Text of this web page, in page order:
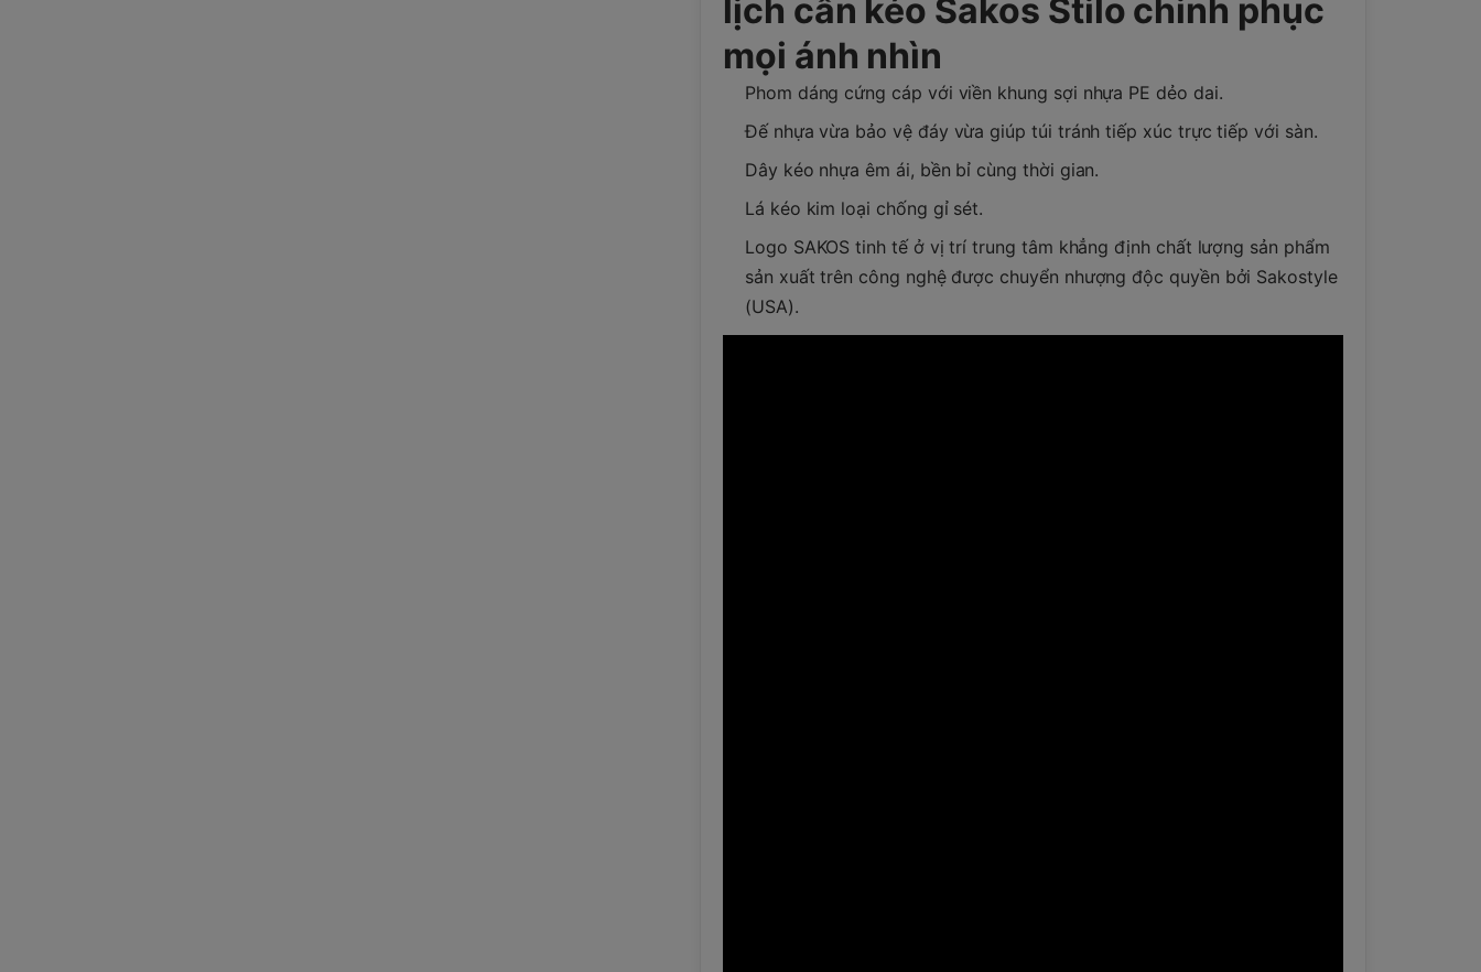
lịch cần kéo Sakos Stilo chinh phục
mọi ánh nhìn
Phom dáng cứng cáp với viền khung sợi nhựa PE dẻo dai.
Đế nhựa vừa bảo vệ đáy vừa giúp túi tránh tiếp xúc trực tiếp với sàn.
Dây kéo nhựa êm ái, bền bỉ cùng thời gian.
Lá kéo kim loại chống gỉ sét.
Logo SAKOS tinh tế ở vị trí trung tâm khẳng định chất lượng sản phẩm
sản xuất trên công nghệ được chuyển nhượng độc quyền bởi Sakostyle
(USA).